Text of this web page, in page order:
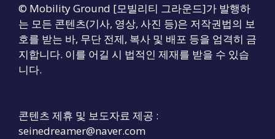
© Mobility Ground [모빌리티 그라운드]가 발행하
는 모든 콘텐츠(기사, 영상, 사진 등)은 저작권법의 보
호를 받는 바, 무단 전제, 복사 및 배포 등을 엄격히 금
지합니다. 이를 어길 시 법적인 제재를 받을 수 있습
니다.
콘텐츠 제휴 및 보도자료 제공 :
seinedreamer@naver.com